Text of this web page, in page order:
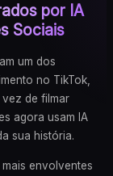
por IA
Sociais
um dos
no TikTok,
vez de filmar
agora usam IA
sua história.
envolventes